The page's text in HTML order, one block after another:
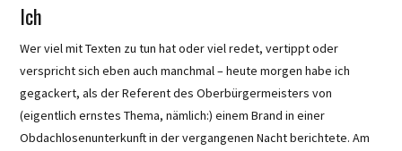
Ich
Wer viel mit Texten zu tun hat oder viel redet, vertippt oder
verspricht sich eben auch manchmal – heute morgen habe ich
gegackert, als der Referent des Oberbürgermeisters von
(eigentlich ernstes Thema, nämlich:) einem Brand in einer
Obdachlosenunterkunft in der vergangenen Nacht berichtete. Am